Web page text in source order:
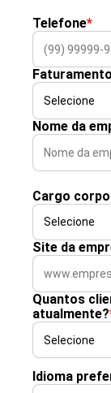
Telefone*
Nome da
Cargo
Site da
Quantos
atualmente?
Idioma